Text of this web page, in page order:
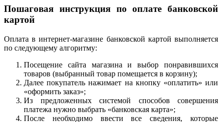
Пошаговая инструкция по оплате банковской
картой
Оплата в интернет-магазине банковской картой выполняется
по следующему алгоритму:
Посещение сайта магазина и выбор понравившихся
товаров (выбранный товар помещается в корзину);
Далее покупатель нажимает на кнопку «оплатить» или
«оформить заказ»;
Из предложенных системой способов совершения
платежа нужно выбрать «банковская карта»;
После необходимо ввести все сведения, которые